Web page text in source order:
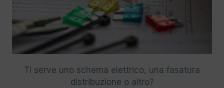
Ti serve uno schema elettrico, una fasatura
distribuzione o altro?